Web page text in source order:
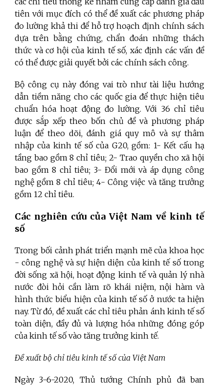
tiên với mục đích có thể đề xuất các phương pháp
đo lường khả thi để hỗ trợ hoạch định chính sách
dựa trên bằng chứng, chẩn đoán những thách
thức và cơ hội của kinh tế số, xác định các vấn đề
có thể được giải quyết bởi các chính sách công.
Bộ công cụ này đóng vai trò như tài liệu hướng
dẫn tiềm năng cho các quốc gia để thực hiện tiêu
chuẩn hóa hoạt động đo lường. Với 36 chỉ tiêu
được sắp xếp theo bốn chủ đề và phương pháp
luận để theo dõi, đánh giá quy mô và sự thâm
nhập của kinh tế số của G20, gồm: 1- Kết cấu hạ
tầng bao gồm 8 chỉ tiêu; 2- Trao quyền cho xã hội
bao gồm 8 chỉ tiêu; 3- Đổi mới và áp dụng công
nghệ gồm 8 chỉ tiêu; 4- Công việc và tăng trưởng
gồm 12 chỉ tiêu.
Các nghiên cứu của Việt Nam về kinh tế
số
Trong bối cảnh phát triển mạnh mẽ của khoa học
- công nghệ và sự hiện diện của kinh tế số trong
đời sống xã hội, hoạt động kinh tế và quản lý nhà
nước đòi hỏi cần làm rõ khái niệm, nội hàm và
hình thức biểu hiện của kinh tế số ở nước ta hiện
nay. Từ đó, đề xuất các chỉ tiêu phản ánh kinh tế số
toàn diện, đầy đủ và lượng hóa những đóng góp
của kinh tế số vào tăng trưởng kinh tế.
Đề xuất bộ chỉ tiêu kinh tế số của Việt Nam
Ngày 3-6-2020, Thủ tướng Chính phủ đã ban